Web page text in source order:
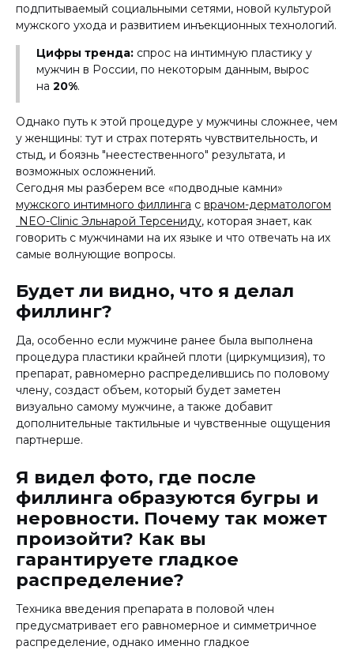
подпитываемый социальными сетями, новой культурой
мужского ухода и развитием инъекционных технологий.
Цифры тренда: спрос на интимную пластику у
мужчин в России, по некоторым данным, вырос
на 20%.
Однако путь к этой процедуре у мужчины сложнее, чем
у женщины: тут и страх потерять чувствительность, и
стыд, и боязнь "неестественного" результата, и
возможных осложнений.
Сегодня мы разберем все «подводные камни»
мужского интимного филлинга с врачом-дерматологом
NEO-Clinic Эльнарой Терсениду, которая знает, как
говорить с мужчинами на их языке и что отвечать на их
самые волнующие вопросы.
Будет ли видно, что я делал
филлинг?
Да, особенно если мужчине ранее была выполнена
процедура пластики крайней плоти (циркумцизия), то
препарат, равномерно распределившись по половому
члену, создаст объем, который будет заметен
визуально самому мужчине, а также добавит
дополнительные тактильные и чувственные ощущения
партнерше.
Я видел фото, где после
филлинга образуются бугры и
неровности. Почему так может
произойти? Как вы
гарантируете гладкое
распределение?
Техника введения препарата в половой член
предусматривает его равномерное и симметричное
распределение, однако именно гладкое